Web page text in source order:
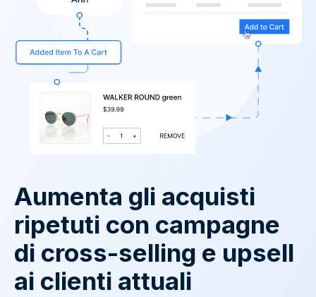
Aumenta gli acquisti
ripetuti con campagne
di cross-selling e upsell
ai clienti attuali